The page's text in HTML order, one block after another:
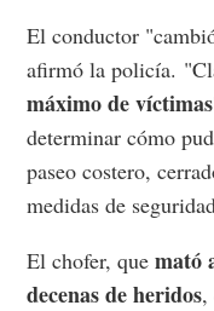
El conductor
afirmó la policía.
máximo de víctimas
determinar cómo
paseo costero,
medidas de
El chofer, quemató
decenas de heridos,